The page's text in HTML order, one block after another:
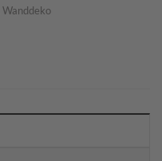
Wanddeko